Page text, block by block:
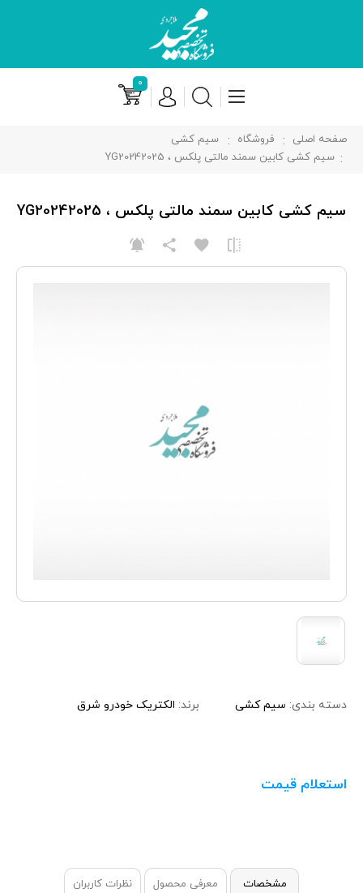
۰
صفحه اصلی فروشگاه
سیم کشی
سیم کشی کابین سمند مالتی پلكس ، YG20242025
دسته بندی: سیم کشی برند: الکتریک خودرو شرق
استعلام قیمت
سیم کشی کابین سمند مالتی پلكس ، YG20242025
مشخصات معرفی محصول نظرات کاربران